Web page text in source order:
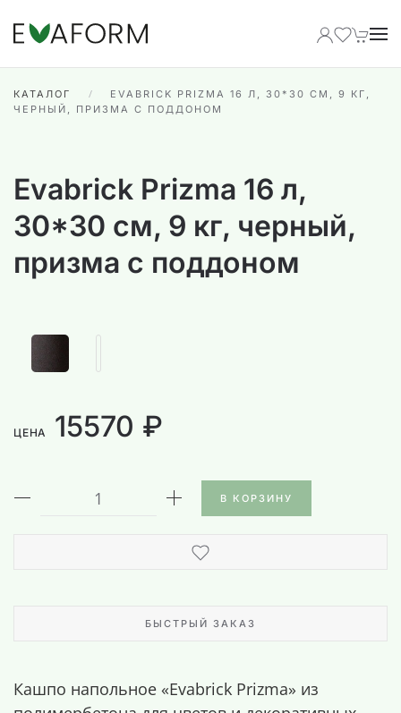
КАТАЛОГ
EVABRICK PRIZMA 16 Л, 30*30 СМ, 9 КГ,
ЧЕРНЫЙ, ПРИЗМА С ПОДДОНОМ
Evabrick Prizma 16 л,
30*30 см, 9 кг, черный,
призма с поддоном
ЦЕНА 15570 ₽
В КОРЗИНУ
БЫСТРЫЙ ЗАКАЗ
Кашпо напольное «Evabrick Prizma» из